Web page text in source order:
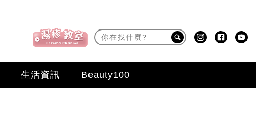
生活資訊 Beauty100